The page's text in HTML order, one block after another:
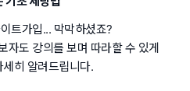
트가입... 막막하셨죠?
자도 강의를 보며 따라할 수 있게
히 알려드립니다.